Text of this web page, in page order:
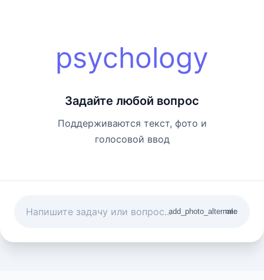
psychology
Задайте любой вопрос
Поддерживаются текст, фото и
голосовой ввод
add_photo_alternate
mic